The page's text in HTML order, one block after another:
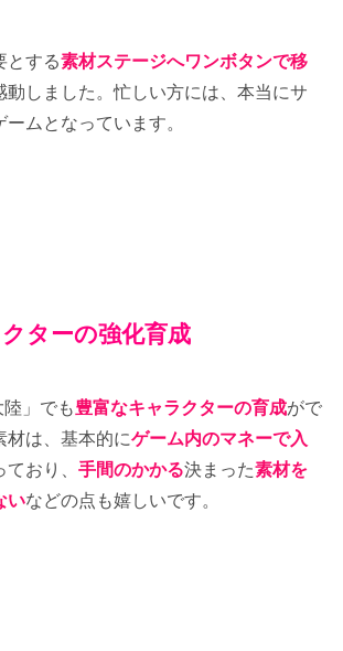
とする素材ステージへワンボタンで移
動しました。忙しい方には、本当にサ
ムとなっています。
ターの強化育成
陸」でも豊富なキャラクターの育成がで
材は、基本的にゲーム内のマネーで入
ており、手間のかかる決まった素材を
いなどの点も嬉しいです。